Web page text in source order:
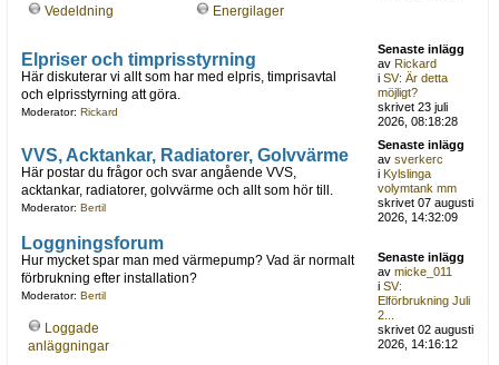
Vedeldning
Energilager
Elpriser och timprisstyrning
Här diskuterar vi allt som har med elpris, timprisavtal
och elprisstyrning att göra.
Moderator: Rickard
Senaste inlägg
avRickard
iSV: Är detta
möjligt?
skrivet 23 juli
2026, 08:18:28
VVS, Acktankar, Radiatorer, Golvvärme
Här postar du frågor och svar angående VVS,
acktankar, radiatorer, golvvärme och allt som hör till.
Moderator: Bertil
Senaste inlägg
avsverkerc
iKylslinga
volymtank mm
skrivet 07 augusti
2026, 14:32:09
Loggningsforum
Hur mycket spar man med värmepump? Vad är normalt
förbrukning efter installation?
Moderator: Bertil
Loggade
anläggningar
Senaste inlägg
avmicke_011
iSV:
Elförbrukning Juli
2...
skrivet 02 augusti
2026, 14:16:12